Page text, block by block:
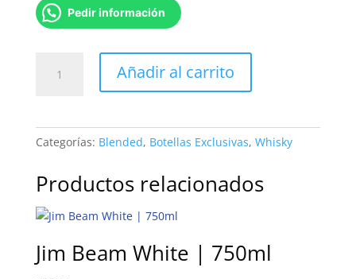
Pedir información
Salute
cantidad
Añadir al carrito
Categorías: Blended, Botellas Exclusivas, Whisky
Productos relacionados
Jim Beam White | 750ml